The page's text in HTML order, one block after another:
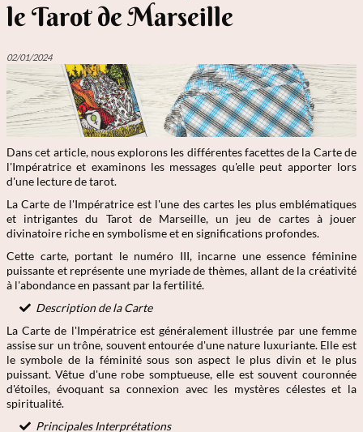
le Tarot de Marseille
02/01/2024
Dans cet article, nous explorons les différentes facettes de la Carte de
l'Impératrice et examinons les messages qu'elle peut apporter lors
d'une lecture de tarot.
La Carte de l'Impératrice est l'une des cartes les plus emblématiques
et intrigantes du Tarot de Marseille, un jeu de cartes à jouer
divinatoire riche en symbolisme et en significations profondes.
Cette carte, portant le numéro III, incarne une essence féminine
puissante et représente une myriade de thèmes, allant de la créativité
à l'abondance en passant par la fertilité.
Description de la Carte
La Carte de l'Impératrice est généralement illustrée par une femme
assise sur un trône, souvent entourée d'une nature luxuriante. Elle est
le symbole de la féminité sous son aspect le plus divin et le plus
puissant. Vêtue d'une robe somptueuse, elle est souvent couronnée
d'étoiles, évoquant sa connexion avec les mystères célestes et la
spiritualité.
Principales Interprétations